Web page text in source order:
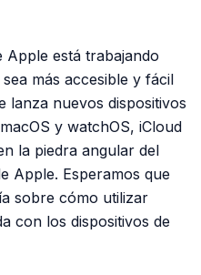
Apple está trabajando
más accesible y fácil
lanza nuevos dispositivos
y watchOS, iCloud
la piedra angular del
Apple. Esperamos que
sobre cómo utilizar
con los dispositivos de